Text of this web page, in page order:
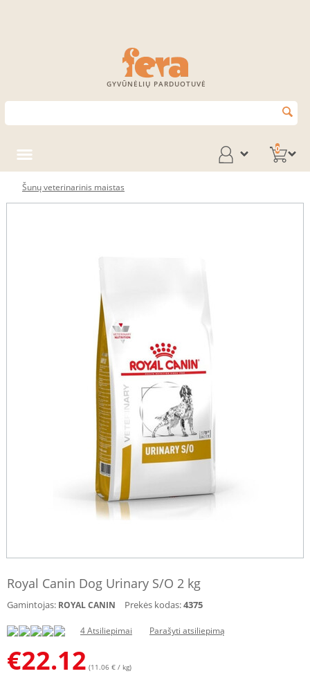
GYVŪNĖLIŲ PARDUOTUVĖ
0
Šunų veterinarinis maistas
Royal Canin Dog Urinary S/O 2 kg
Gamintojas: ROYAL CANIN Prekės kodas:4375
4 Atsiliepimai Parašyti atsiliepimą
€22.12 (11.06 € / kg)